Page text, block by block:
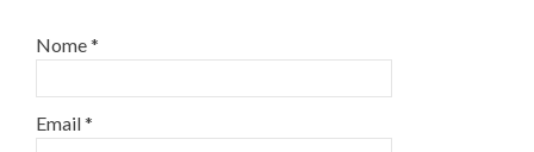
Nome*
Email*